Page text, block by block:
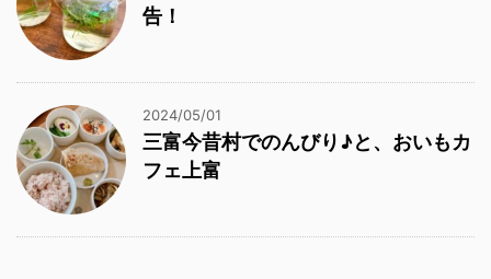
告！
2024/05/01
三富今昔村でのんびり♪と、おいもカ
フェ上富